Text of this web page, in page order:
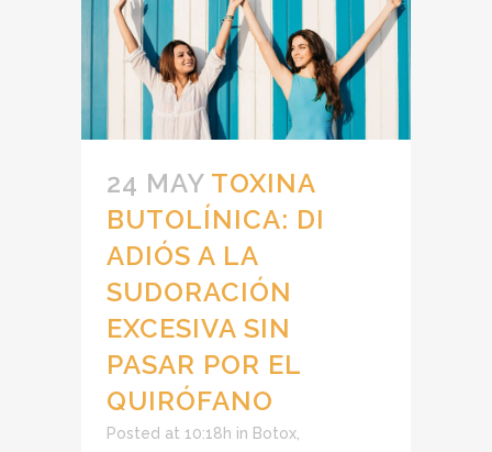
24 MAY TOXINA
BUTOLÍNICA: DI
ADIÓS A LA
SUDORACIÓN
EXCESIVA SIN
PASAR POR EL
QUIRÓFANO
Posted at 10:18h in Botox